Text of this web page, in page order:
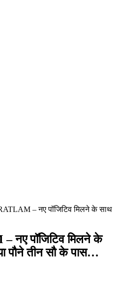
– नए पॉजिटिव मिलने के साथ
नए पॉजिटिव मिलने के
पौने तीन सौ के पास…